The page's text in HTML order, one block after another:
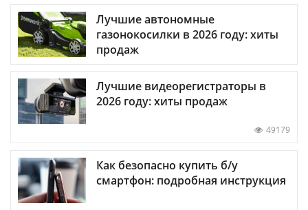
Лучшие автономные
газонокосилки в 2026 году: хиты
продаж
Лучшие видеорегистраторы в
2026 году: хиты продаж
49179
Как безопасно купить б/у
смартфон: подробная инструкция